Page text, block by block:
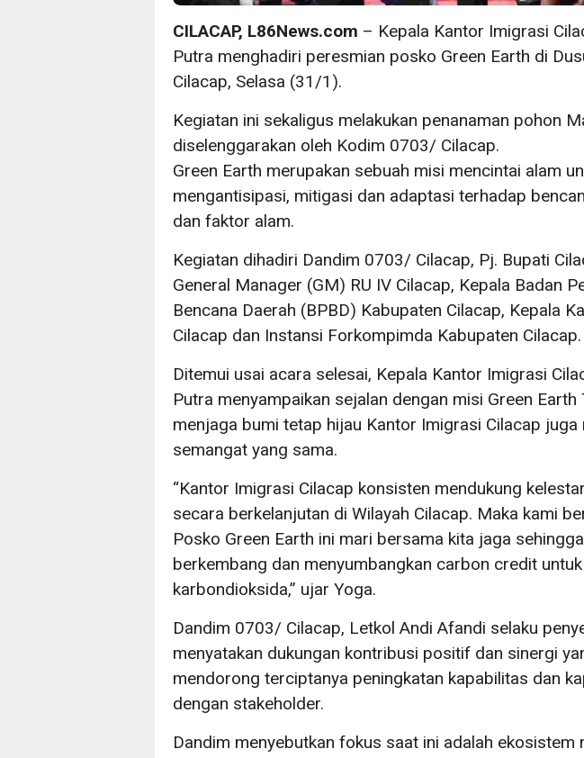
CILACAP, L86News.com – Kepala Kantor Imigrasi
Putra menghadiri peresmian posko Green Earth di
Cilacap, Selasa (31/1).
Kegiatan ini sekaligus melakukan penanaman pohon
diselenggarakan oleh Kodim 0703/ Cilacap.
Green Earth merupakan sebuah misi mencintai alam
mengantisipasi, mitigasi dan adaptasi terhadap
dan faktor alam.
Kegiatan dihadiri Dandim 0703/ Cilacap, Pj. Bupati
General Manager (GM) RU IV Cilacap, Kepala Badan
Bencana Daerah (BPBD) Kabupaten Cilacap, Kepala
Cilacap dan Instansi Forkompimda Kabupaten Cilacap.
Ditemui usai acara selesai, Kepala Kantor Imigrasi
Putra menyampaikan sejalan dengan misi Green Earth
menjaga bumi tetap hijau Kantor Imigrasi Cilacap juga
semangat yang sama.
“Kantor Imigrasi Cilacap konsisten mendukung
secara berkelanjutan di Wilayah Cilacap. Maka kami
Posko Green Earth ini mari bersama kita jaga
berkembang dan menyumbangkan carbon credit
karbondioksida,” ujar Yoga.
Dandim 0703/ Cilacap, Letkol Andi Afandi selaku
menyatakan dukungan kontribusi positif dan sinergi
mendorong terciptanya peningkatan kapabilitas dan
dengan stakeholder.
Dandim menyebutkan fokus saat ini adalah ekosistem